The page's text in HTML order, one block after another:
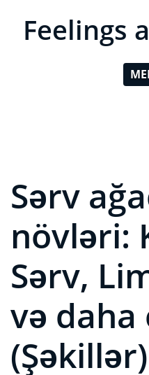
Feelings
Sərv
növləri:
Sərv,
və daha
(Şəkillər)